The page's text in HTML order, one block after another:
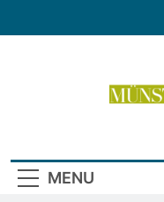
MENU